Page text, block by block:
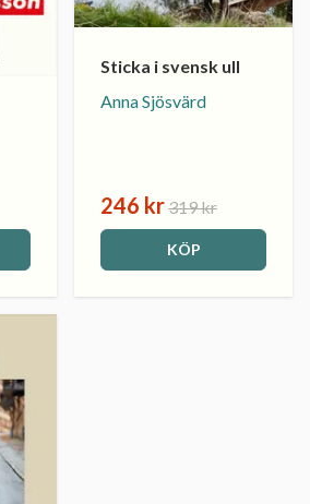
Sticka i svensk ull
Anna Sjösvärd
246 kr319 kr
KÖP